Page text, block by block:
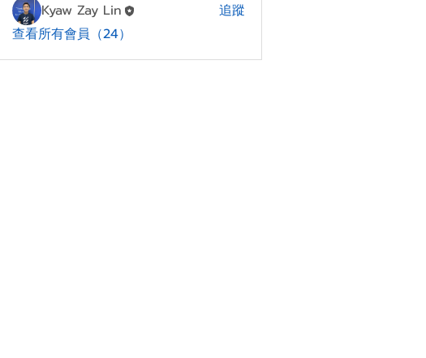
Kyaw Zay Lin
追蹤
查看所有會員（24）